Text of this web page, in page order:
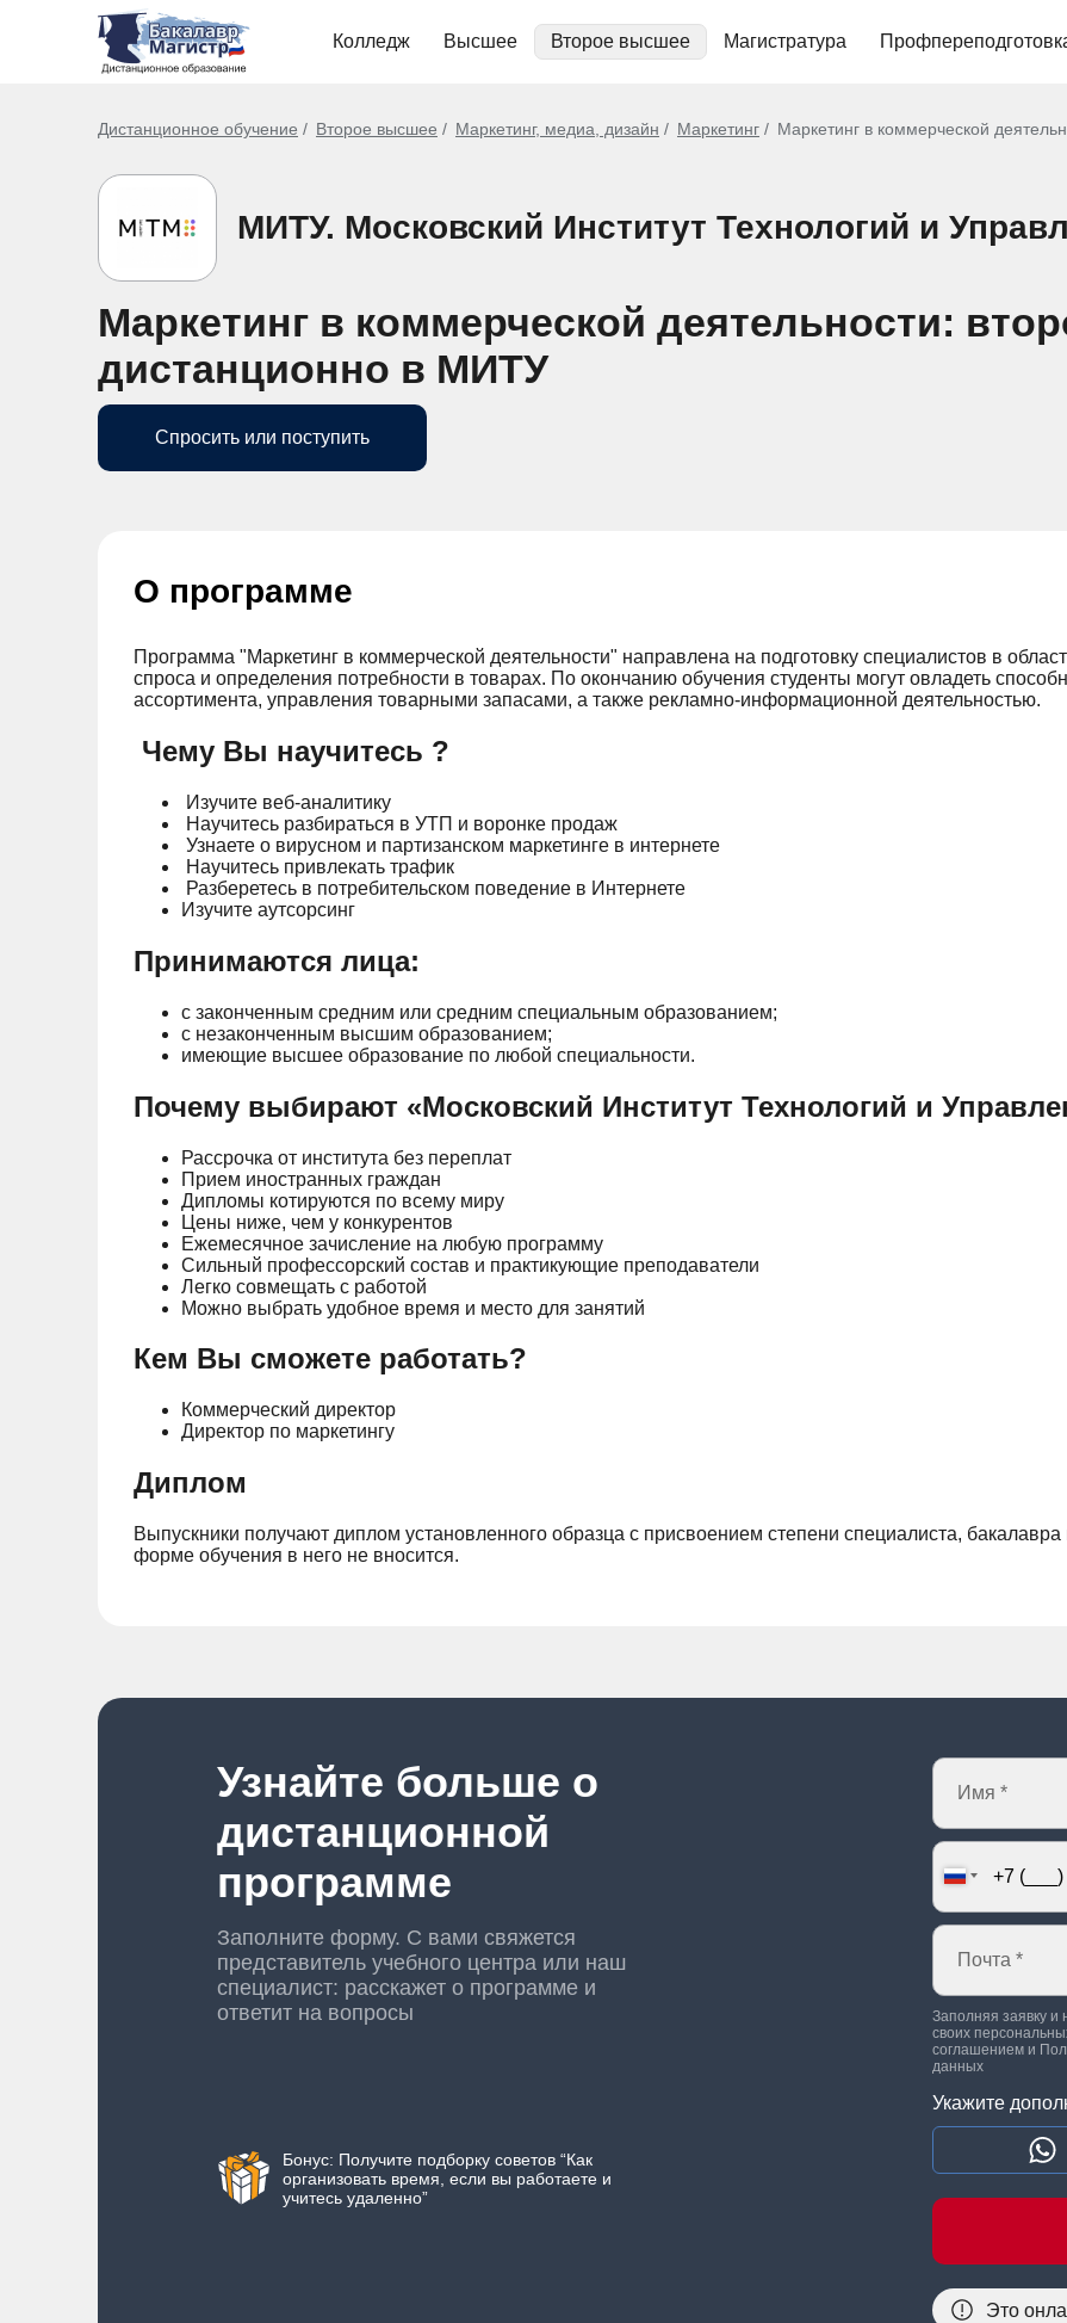
Колледж Высшее Второе высшее Магистратура
Дистанционное обучение Второе высшее Маркетинг, медиа, дизайн Маркетинг Маркетинг в коммерческой
МИТУ. Московский Институт Технологий и
Маркетинг в коммерческой деятельности:
дистанционно в МИТУ
Спросить или поступить
О программе
Программа "Маркетинг в коммерческой деятельности" направлена на подготовку специалистов в
спроса и определения потребности в товарах. По окончанию обучения студенты могут овладеть
ассортимента, управления товарными запасами, а также рекламно-информационной деятельностью.
Чему Вы научитесь ?
Изучите веб-аналитику
Научитесь разбираться в УТП и воронке продаж
Узнаете о вирусном и партизанском маркетинге в интернете
Научитесь привлекать трафик
Разберетесь в потребительском поведение в Интернете
Изучите аутсорсинг
Принимаются лица:
с законченным средним или средним специальным образованием;
с незаконченным высшим образованием;
имеющие высшее образование по любой специальности.
Почему выбирают «Московский Институт Технологий и
Рассрочка от института без переплат
Прием иностранных граждан
Дипломы котируются по всему миру
Цены ниже, чем у конкурентов
Ежемесячное зачисление на любую программу
Сильный профессорский состав и практикующие преподаватели
Легко совмещать с работой
Можно выбрать удобное время и место для занятий
Кем Вы сможете работать?
Коммерческий директор
Директор по маркетингу
Диплом
Выпускники получают диплом установленного образца с присвоением степени специалиста,
форме обучения в него не вносится.
Узнайте больше о
дистанционной
программе
Заполните форму. С вами свяжется
представитель учебного центра или наш
специалист: расскажет о программе и
ответит на вопросы
Бонус: Получите подборку советов “Как
организовать время, если вы работаете и
учитесь удаленно”
Заполняя заявку и
своих
соглашением и
данных
Укажите
Это